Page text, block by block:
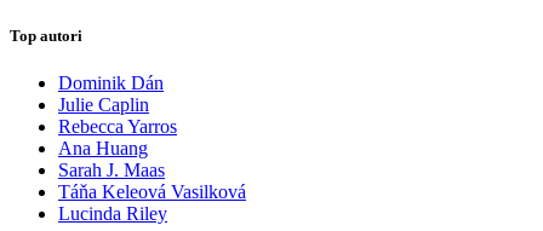
Top autori
Dominik Dán
Julie Caplin
Rebecca Yarros
Ana Huang
Sarah J. Maas
Táňa Keleová Vasilková
Lucinda Riley